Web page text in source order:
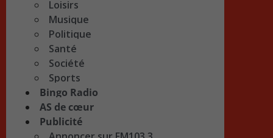
Loisirs
Musique
Politique
Santé
Société
Sports
Bingo Radio
AS de cœur
Publicité